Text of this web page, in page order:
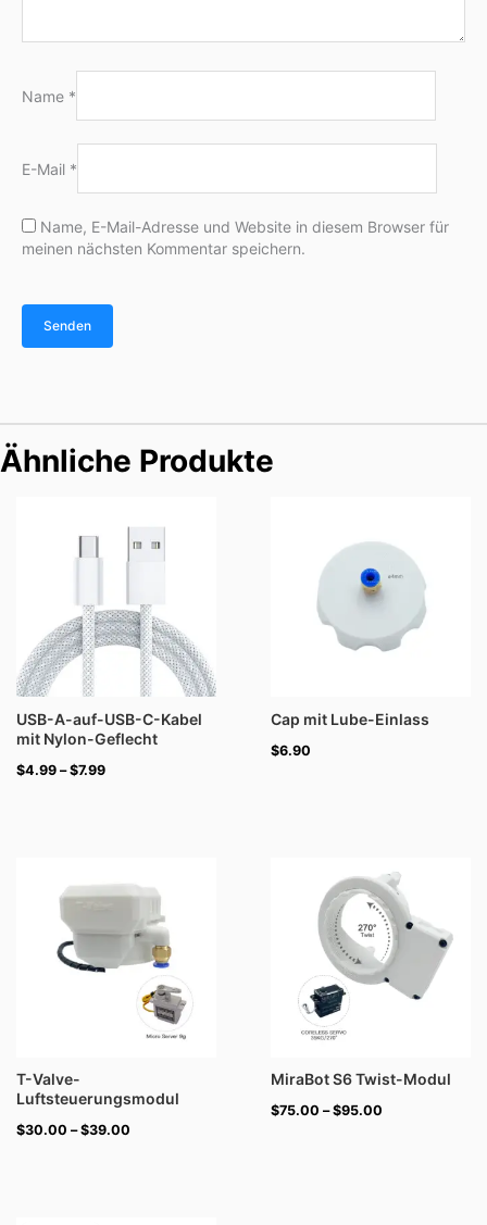
Name *
E-Mail *
Name, E-Mail-Adresse und Website in diesem Browser für
meinen nächsten Kommentar speichern.
Ähnliche Produkte
USB-A-auf-USB-C-Kabel
mit Nylon-Geflecht
$4.99 –$7.99
$7.99
Cap mit Lube-Einlass
$6.90
T-Valve-
Luftsteuerungsmodul
$30.00 –$39.00
bis
$39.00
MiraBot S6 Twist-Modul
$75.00 –$95.00
bis
$95.00